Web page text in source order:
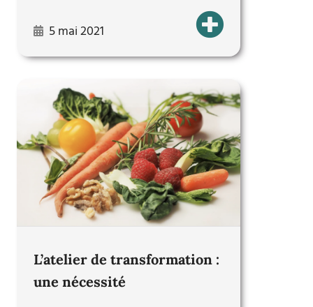
5 mai 2021
L’atelier de transformation :
une nécessité